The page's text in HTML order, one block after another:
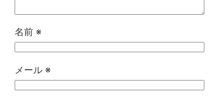
名前 ※
メール ※